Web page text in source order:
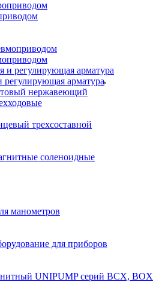
арматура
нержавеющий
трехсоставной
соленоидные
манометров
для приборов
UNIPUMP серий BCX, BOX